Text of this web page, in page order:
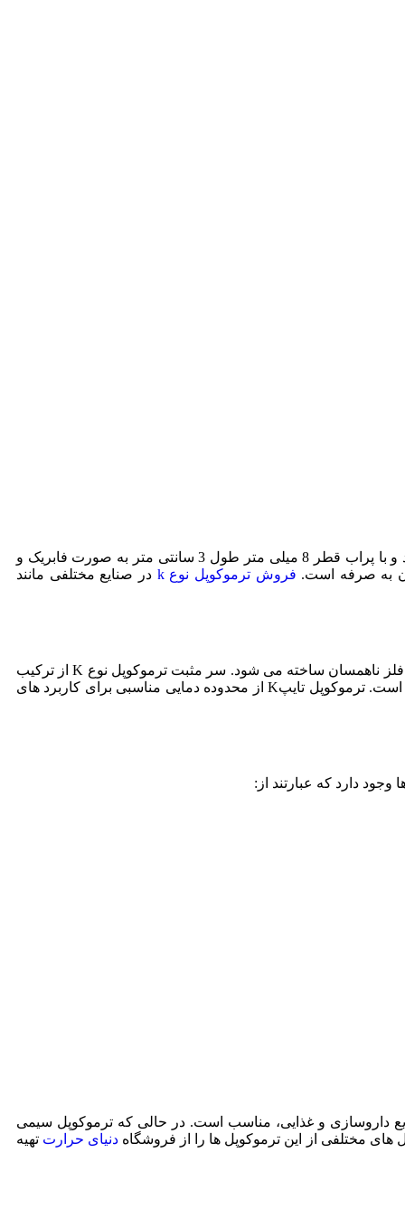
ترموکوپل تایپ k اسکوتی ایتالیایی یک نوع ترموکوپل است که برای انتقال سیگنال حرارتی از یک نقطه به نقطه دیگر استفاده می‌ شود و با پراب قطر 8 میلی متر طول 3 سانتی متر به صورت فابریک و
فروش ترموکوپل نوع k
در صنایع مختلفی مانند
ترموکوپل تایپ K یکی از ابزار های پرکاربرد در انجام پروژه ‌های مختلف است. ترموکوپل در واقع نوعی سنسور حرارتی است که از دو فلز ناهمسان ساخته می ‌شود. سر مثبت ترموکوپل نوع K از ترکیب
90 درصد نیکل و 10 درصد کرومیوم ساخته شده است. ترموکوپل نوع K از محصولات پرکاربرد و پرمصرف در صنعت سنسور های دما است. ترموکوپل تایپK از محدوده دمایی مناسبی برای کاربرد های
دارد که عبارتند از:
داروسازی و غذایی، مناسب است. در حالی که ترموکوپل سیمی
مختلفی از این ترموکوپل ها را از فروشگاه دنیای حرارت تهیه